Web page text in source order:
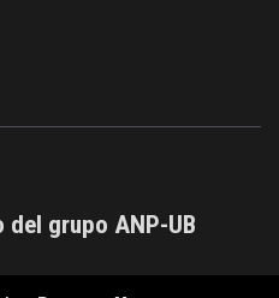
del grupo ANP-UB